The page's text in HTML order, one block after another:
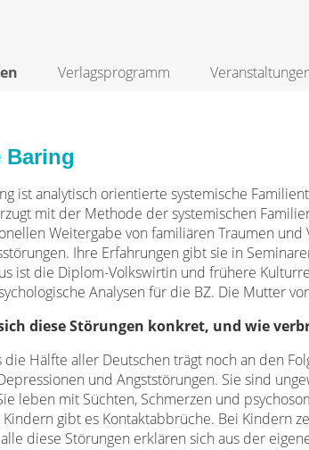
Verlagsprogramm
Baring
ist analytisch orientierte systemische
mit der Methode der systemischen
Weitergabe von familiären Traumen
Ihre Erfahrungen gibt sie in
ist die Diplom-Volkswirtin und frühere
Analysen für die BZ. Die Mutter
diese Störungen konkret, und wie
Hälfte aller Deutschen trägt noch an den
und Angststörungen. Sie sind
leben mit Süchten, Schmerzen und
gibt es Kontaktabbrüche. Bei Kindern
diese Störungen erklären sich aus der